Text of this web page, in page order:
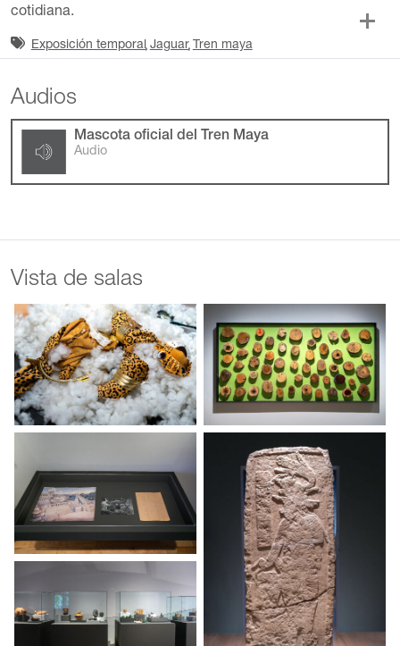
cotidiana.
Exposición temporal Jaguar Tren maya
Audios
Mascota oficial del Tren Maya
Audio
Vista de salas